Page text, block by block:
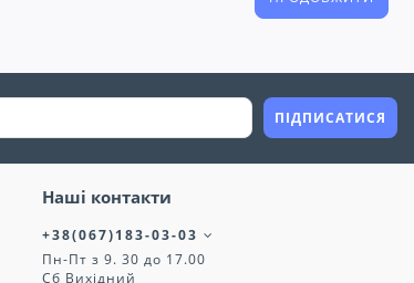
ПІДПИСАТИСЯ
Наші контакти
+38(067)183-03-03
Пн-Пт з 9. 30 до 17.00
Сб Вихідний